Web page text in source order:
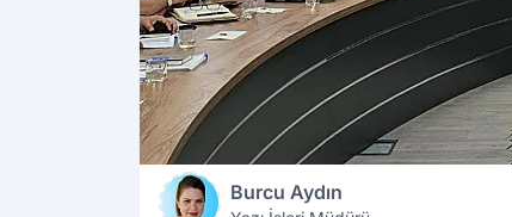
Burcu Aydın